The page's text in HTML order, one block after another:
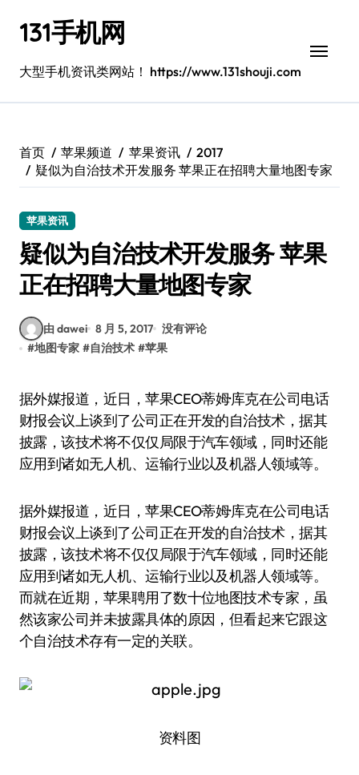
131手机网
大型手机资讯类网站！ https://www.131shouji.com
首页 苹果频道 苹果资讯
2017
疑似为自治技术开发服务 苹果正在招聘大量地图专家
苹果资讯
疑似为自治技术开发服务 苹果
正在招聘大量地图专家
由 dawei 8 月 5, 2017 没有评论
#地图专家 #自治技术 #苹果
据外媒报道，近日，苹果CEO蒂姆·库克在公司电话
财报会议上谈到了公司正在开发的自治技术，据其
披露，该技术将不仅仅局限于汽车领域，同时还能
应用到诸如无人机、运输行业以及机器人领域等。
据外媒报道，近日，苹果CEO蒂姆·库克在公司电话
财报会议上谈到了公司正在开发的自治技术，据其
披露，该技术将不仅仅局限于汽车领域，同时还能
应用到诸如无人机、运输行业以及机器人领域等。
而就在近期，苹果聘用了数十位地图技术专家，虽
然该家公司并未披露具体的原因，但看起来它跟这
个自治技术存有一定的关联。
资料图